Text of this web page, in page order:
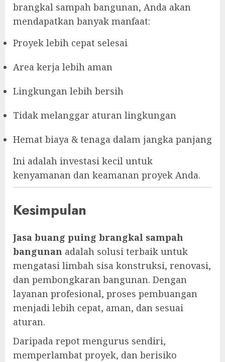
brangkal sampah bangunan, Anda akan
mendapatkan banyak manfaat:
Proyek lebih cepat selesai
Area kerja lebih aman
Lingkungan lebih bersih
Tidak melanggar aturan lingkungan
Hemat biaya & tenaga dalam jangka panjang
Ini adalah investasi kecil untuk
kenyamanan dan keamanan proyek Anda.
Kesimpulan
Jasa buang puing brangkal sampah
bangunan adalah solusi terbaik untuk
mengatasi limbah sisa konstruksi, renovasi,
dan pembongkaran bangunan. Dengan
layanan profesional, proses pembuangan
menjadi lebih cepat, aman, dan sesuai
aturan.
Daripada repot mengurus sendiri,
memperlambat proyek, dan berisiko